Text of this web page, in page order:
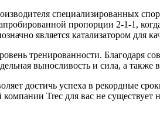
специализированных
пропорции 2-1-1,
является катализатором для
тренированности. Благодаря
выносливость и сила, а
достичь успеха в рекордные
Trec для вас не существует